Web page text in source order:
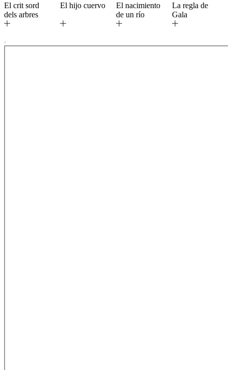
El crit sord
dels arbres
El hijo cuervo
El nacimiento
de un río
La regla de
Gala